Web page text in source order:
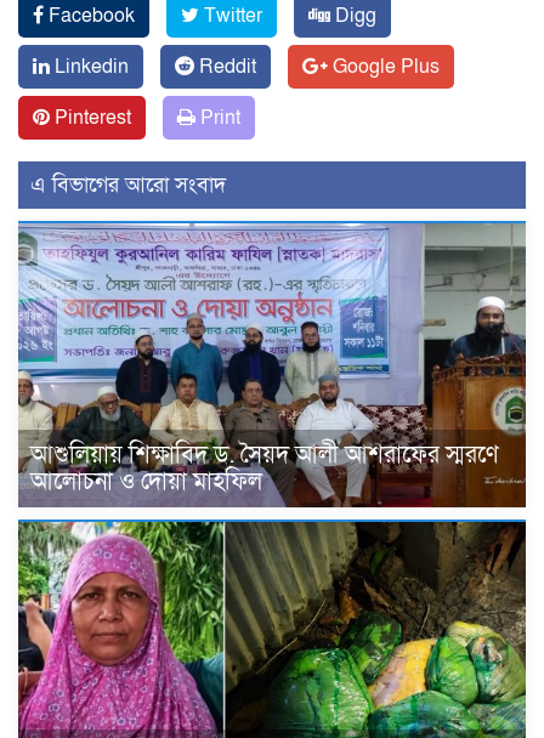
Facebook Twitter
Digg
Linkedin
Reddit
Google Plus
Pinterest
Print
এ বিভাগের আরো সংবাদ
আশুলিয়ায় শিক্ষাবিদ ড. সৈয়দ আলী আশরাফের স্মরণে
আলোচনা ও দোয়া মাহফিল